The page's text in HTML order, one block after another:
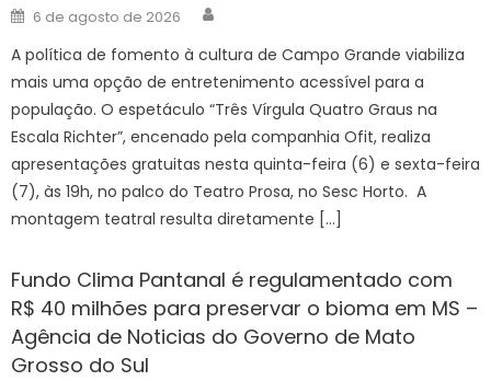
Posted
on
6 de agosto de 2026
A política de fomento à cultura de Campo Grande viabiliza
mais uma opção de entretenimento acessível para a
população. O espetáculo “Três Vírgula Quatro Graus na
Escala Richter”, encenado pela companhia Ofit, realiza
apresentações gratuitas nesta quinta-feira (6) e sexta-feira
(7), às 19h, no palco do Teatro Prosa, no Sesc Horto. A
montagem teatral resulta diretamente […]
Fundo Clima Pantanal é regulamentado com
R$ 40 milhões para preservar o bioma em MS –
Agência de Noticias do Governo de Mato
Grosso do Sul